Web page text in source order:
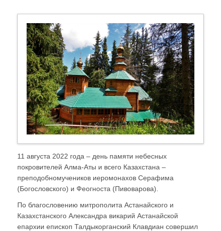
11 августа 2022 года – день памяти небесных
покровителей Алма-Аты и всего Казахстана –
преподобномучеников иеромонахов Серафима
(Богословского) и Феогноста (Пивоварова).
По благословению митрополита Астанайского и
Казахстанского Александра викарий Астанайской
епархии епископ Талдыкорганский Клавдиан совершил